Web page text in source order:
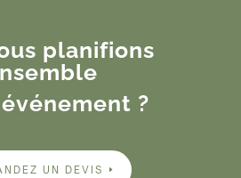
planifions
?
UN DEVIS